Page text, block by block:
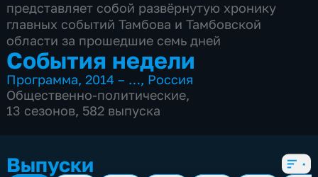
представляет собой развёрнутую хронику
главных событий Тамбова и Тамбовской
области за прошедшие семь дней
События недели
Программа,2014 – …, Россия
Общественно-политические,
13 сезонов, 582 выпуска
Выпуски